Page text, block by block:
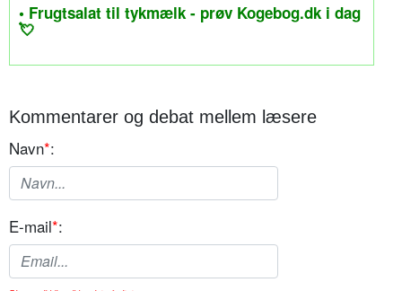
• Frugtsalat til tykmælk - prøv Kogebog.dk i dag
💘
Kommentarer og debat mellem læsere
Navn*:
E-mail*: